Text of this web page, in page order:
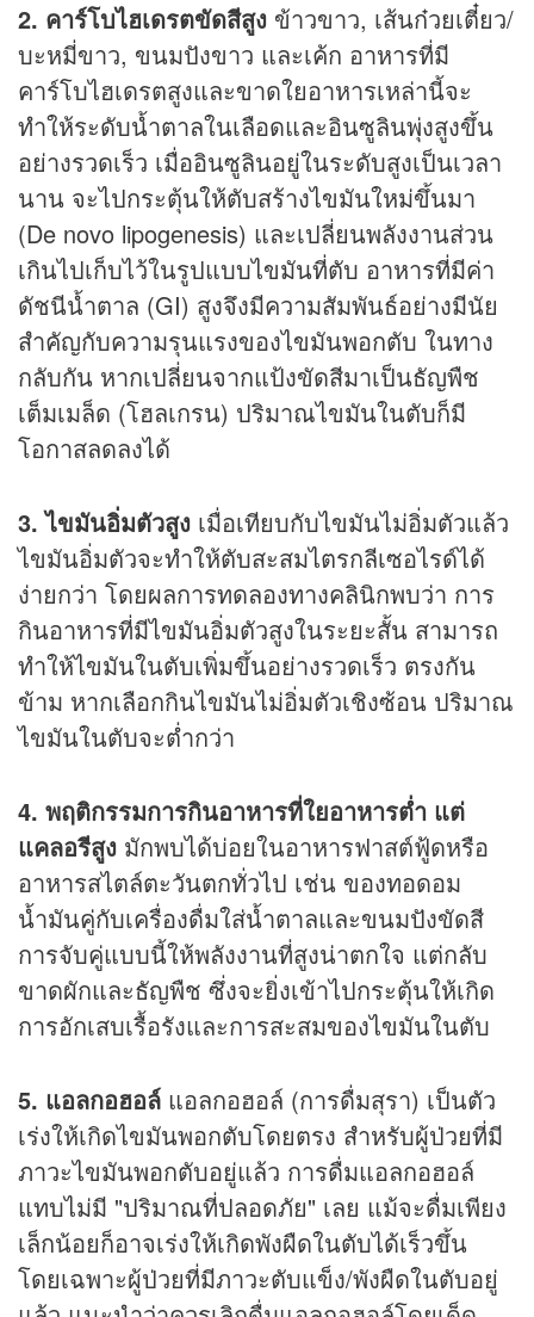
2. คาร์โบไฮเดรตขัดสีสูง ข้าวขาว, เส้นก๋วยเตี๋ยว/
บะหมี่ขาว, ขนมปังขาว และเค้ก อาหารที่มี
คาร์โบไฮเดรตสูงและขาดใยอาหารเหล่านี้จะ
ทำให้ระดับน้ำตาลในเลือดและอินซูลินพุ่งสูงขึ้น
อย่างรวดเร็ว เมื่ออินซูลินอยู่ในระดับสูงเป็นเวลา
นาน จะไปกระตุ้นให้ตับสร้างไขมันใหม่ขึ้นมา
(De novo lipogenesis) และเปลี่ยนพลังงานส่วน
เกินไปเก็บไว้ในรูปแบบไขมันที่ตับ อาหารที่มีค่า
ดัชนีน้ำตาล (GI) สูงจึงมีความสัมพันธ์อย่างมีนัย
สำคัญกับความรุนแรงของไขมันพอกตับ ในทาง
กลับกัน หากเปลี่ยนจากแป้งขัดสีมาเป็นธัญพืช
เต็มเมล็ด (โฮลเกรน) ปริมาณไขมันในตับก็มี
โอกาสลดลงได้
3. ไขมันอิ่มตัวสูง เมื่อเทียบกับไขมันไม่อิ่มตัวแล้ว
ไขมันอิ่มตัวจะทำให้ตับสะสมไตรกลีเซอไรด์ได้
ง่ายกว่า โดยผลการทดลองทางคลินิกพบว่า การ
กินอาหารที่มีไขมันอิ่มตัวสูงในระยะสั้น สามารถ
ทำให้ไขมันในตับเพิ่มขึ้นอย่างรวดเร็ว ตรงกัน
ข้าม หากเลือกกินไขมันไม่อิ่มตัวเชิงซ้อน ปริมาณ
ไขมันในตับจะต่ำกว่า
4. พฤติกรรมการกินอาหารที่ใยอาหารต่ำ แต่
แคลอรีสูง มักพบได้บ่อยในอาหารฟาสต์ฟู้ดหรือ
อาหารสไตล์ตะวันตกทั่วไป เช่น ของทอดอม
น้ำมันคู่กับเครื่องดื่มใส่น้ำตาลและขนมปังขัดสี
การจับคู่แบบนี้ให้พลังงานที่สูงน่าตกใจ แต่กลับ
ขาดผักและธัญพืช ซึ่งจะยิ่งเข้าไปกระตุ้นให้เกิด
การอักเสบเรื้อรังและการสะสมของไขมันในตับ
5. แอลกอฮอล์ แอลกอฮอล์ (การดื่มสุรา) เป็นตัว
เร่งให้เกิดไขมันพอกตับโดยตรง สำหรับผู้ป่วยที่มี
ภาวะไขมันพอกตับอยู่แล้ว การดื่มแอลกอฮอล์
แทบไม่มี "ปริมาณที่ปลอดภัย" เลย แม้จะดื่มเพียง
เล็กน้อยก็อาจเร่งให้เกิดพังผืดในตับได้เร็วขึ้น
โดยเฉพาะผู้ป่วยที่มีภาวะตับแข็ง/พังผืดในตับอยู่